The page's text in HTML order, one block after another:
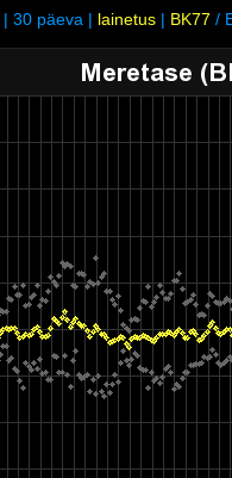
| 30 päeva | lainetus | BK77 /